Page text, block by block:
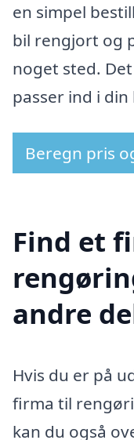
en simpel
bil rengjort og
noget sted.
passer ind i
Beregn pris
Find et
andre
Hvis du er på
firma til
kan du også